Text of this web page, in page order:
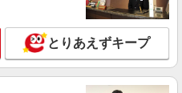
護補助者
〈月収例〉206,640円 （時給
稼働日数21日）
とりあえずキープ